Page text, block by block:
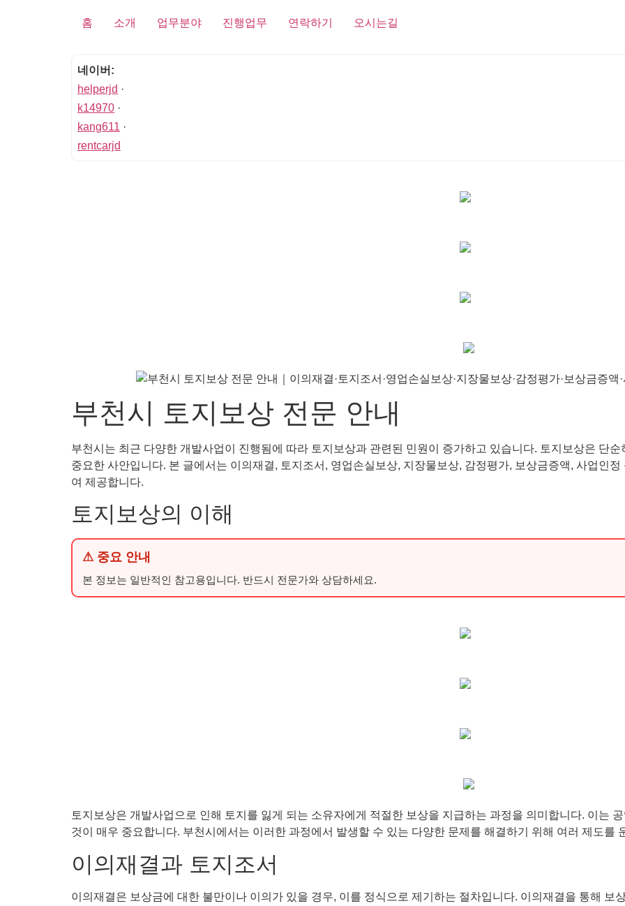
홈 소개 업무분야 진행업무 연락하기 오시는길
네이버:
helperjd ·
k14970 ·
kang611 ·
rentcarjd
부천시 토지보상 전문 안내
부천시는 최근 다양한 개발사업이 진행됨에 따라 토지보상과 관련된 민원이 증가하고 있습니다. 토지보상은 단
중요한 사안입니다. 본 글에서는 이의재결, 토지조서, 영업손실보상, 지장물보상, 감정평가, 보상금증액, 사업인
여 제공합니다.
토지보상의 이해
⚠ 중요 안내
본 정보는 일반적인 참고용입니다. 반드시 전문가와 상담하세요.
토지보상은 개발사업으로 인해 토지를 잃게 되는 소유자에게 적절한 보상을 지급하는 과정을 의미합니다. 이는
것이 매우 중요합니다. 부천시에서는 이러한 과정에서 발생할 수 있는 다양한 문제를 해결하기 위해 여러 제도를
이의재결과 토지조서
이의재결은 보상금에 대한 불만이나 이의가 있을 경우, 이를 정식으로 제기하는 절차입니다. 이의재결을 통해 보